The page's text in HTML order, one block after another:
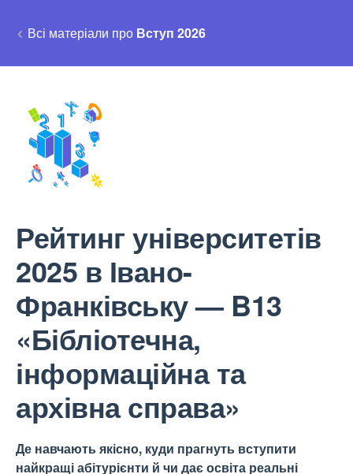
Всі матеріали про Вступ 2026
Рейтинг університетів
2025 в Івано-
Франківську — B13
«Бібліотечна,
інформаційна та
архівна справа»
Де навчають якісно, куди прагнуть вступити
найкращі абітурієнти й чи дає освіта реальні